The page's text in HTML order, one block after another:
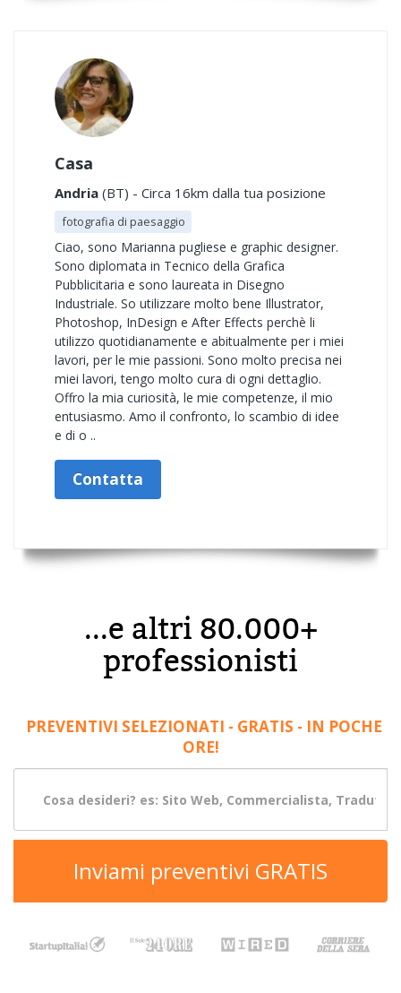
Casa
Andria (BT) - Circa 16km dalla tua posizione
fotografia di paesaggio
Ciao, sono Marianna pugliese e graphic designer.
Sono diplomata in Tecnico della Grafica
Pubblicitaria e sono laureata in Disegno
Industriale. So utilizzare molto bene Illustrator,
Photoshop, InDesign e After Effects perchè li
utilizzo quotidianamente e abitualmente per i miei
lavori, per le mie passioni. Sono molto precisa nei
miei lavori, tengo molto cura di ogni dettaglio.
Offro la mia curiosità, le mie competenze, il mio
entusiasmo. Amo il confronto, lo scambio di idee
e di o ..
Contatta
...e altri 80.000+
professionisti
PREVENTIVI SELEZIONATI - GRATIS - IN POCHE
ORE!
Inviami preventivi GRATIS